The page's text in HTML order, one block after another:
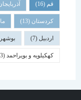
آذربایجان غربی(15)
کردستان(13) مازندران(12)
بوشهر
کهکیلویه و بویراحمد(3)